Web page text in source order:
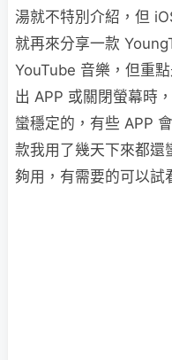
湯就不特別介紹，但
就再來分享一款
YouTube 音樂，但重
出 APP 或關閉螢幕時
蠻穩定的，有些 APP
款我用了幾天下來都還
夠用，有需要的可以試